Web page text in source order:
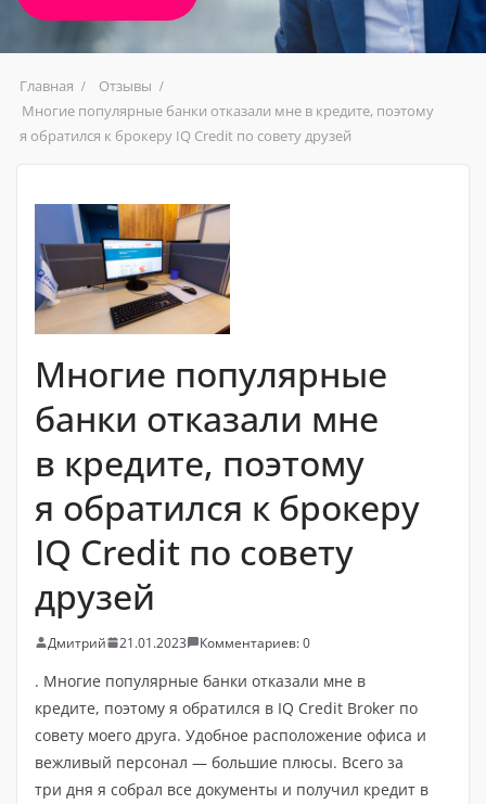
Главная
Отзывы
Многие популярные банки отказали мне в кредите, поэтому
я обратился к брокеру IQ Credit по совету друзей
Многие популярные
банки отказали мне
в кредите, поэтому
я обратился к брокеру
IQ Credit по совету
друзей
Дмитрий 21.01.2023 Комментариев: 0
. Многие популярные банки отказали мне в
кредите, поэтому я обратился в IQ Credit Broker по
совету моего друга. Удобное расположение офиса и
вежливый персонал — большие плюсы. Всего за
три дня я собрал все документы и получил кредит в